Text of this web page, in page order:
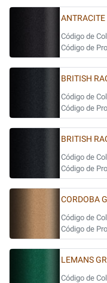
Código de
Código de
BRITISH
Código de
Código de
BRITISH
Código de
Código de
CORDOBA
Código de
Código de
LEMANS
Código de